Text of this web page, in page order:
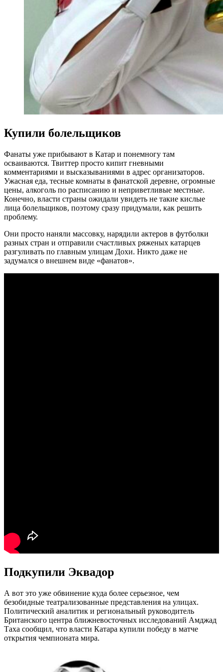
Купили болельщиков
Фанаты уже прибывают в Катар и понемногу там
осваиваются. Твиттер просто кипит гневными
комментариями и высказываниями в адрес организаторов.
Ужасная еда, тесные комнаты в фанатской деревне, огромные
цены, алкоголь по расписанию и неприветливые местные.
Конечно, власти страны ожидали увидеть не такие кислые
лица болельщиков, поэтому сразу придумали, как решить
проблему.
Они просто наняли массовку, нарядили актеров в футболки
разных стран и отправили счастливых ряженых катарцев
разгуливать по главным улицам Дохи. Никто даже не
задумался о внешнем виде «фанатов».
Подкупили Эквадор
А вот это уже обвинение куда более серьезное, чем
безобидные театрализованные представления на улицах.
Политический аналитик и региональный руководитель
Британского центра ближневосточных исследований Амджад
Таха сообщил, что власти Катара купили победу в матче
открытия чемпионата мира.